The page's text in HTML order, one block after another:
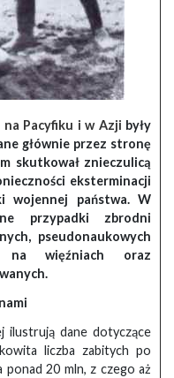
Pacyfiku i w Azji były
głównie przez stronę
skutkował znieczulicą
eksterminacji
wojennej państwa. W
przypadki zbrodni
pseudonaukowych
na więźniach oraz
ilustrują dane dotyczące
liczba zabitych po
20 mln, z czego aż